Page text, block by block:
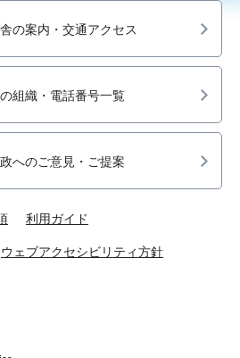
の案内・交通アクセス
組織・電話番号一覧
へのご意見・ご提案
利用ガイド
ウェブアクセシビリティ方針